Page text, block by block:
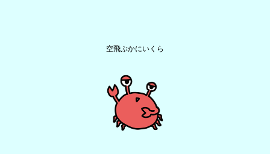
空飛ぶかにいくら